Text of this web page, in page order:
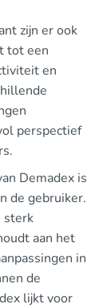
zijn er ook
tot een
en
perspectief
Demadex is
de gebruiker.
sterk
aan het
in
de
lijkt voor